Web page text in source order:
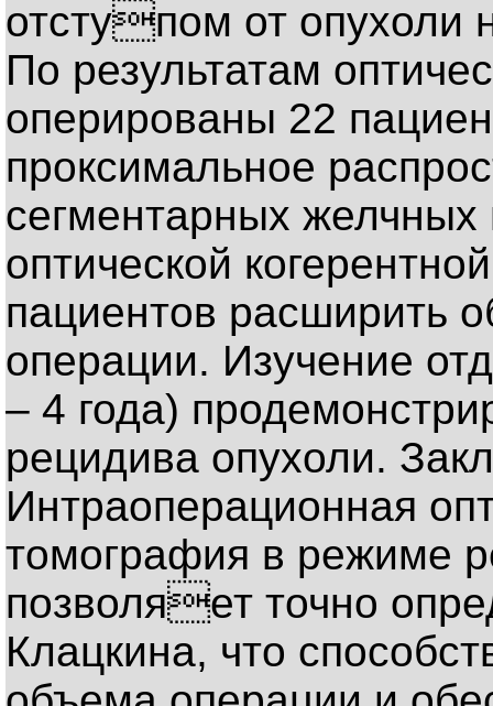
отступом от опухоли
По результатам
оперированы 22
проксимальное
сегментарных
оптической
пациентов расширить
операции. Изучение
– 4 года)
рецидива опухоли.
Интраоперационная
томография в режиме
позволяет точно
Клацкина, что